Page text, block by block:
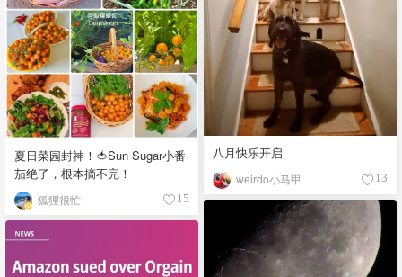
八月快乐开启
weirdo小马甲 13
夏日菜园封神！🍅Sun Sugar小番
茄绝了，根本摘不完！
狐狸很忙 15